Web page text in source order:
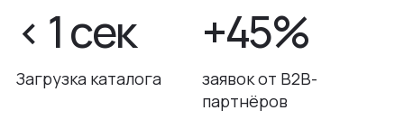
< 1 сек
Загрузка каталога
+45%
заявок от B2B-
партнёров